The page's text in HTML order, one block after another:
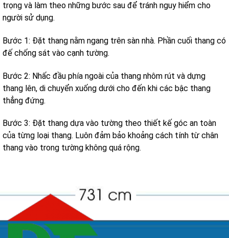
trọng và làm theo những bước sau để tránh nguy hiểm cho
người sử dụng.
Bước 1: Đặt thang nằm ngang trên sàn nhà. Phần cuối thang có
đế chống sát vào cạnh tường.
Bước 2: Nhấc đầu phía ngoài của thang nhôm rút và dựng
thang lên, di chuyển xuống dưới cho đến khi các bậc thang
thẳng đứng.
Bước 3: Đặt thang dựa vào tường theo thiết kế góc an toàn
của từng loại thang. Luôn đảm bảo khoảng cách tính từ chân
thang vào trong tường không quá rộng.